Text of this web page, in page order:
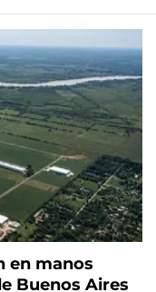
en manos
Buenos Aires